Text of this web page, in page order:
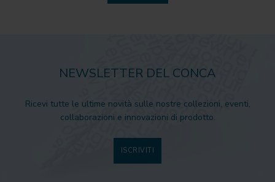
NEWSLETTER DEL CONCA
Ricevi tutte le ultime novità sulle nostre collezioni, eventi,
collaborazioni e innovazioni di prodotto.
ISCRIVITI